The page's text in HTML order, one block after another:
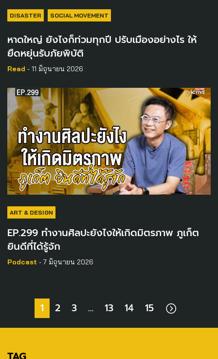
DISASTER SOCIAL MOVEMENT
หาดใหญ่ ยังไงก็ท่วมทุกปี ปรับเมืองอย่างไร ให้
ยืดหยุ่นรับภัยพิบัติ
Read - 11 มิถุนายน 2026
ART & DESIGN
EP.299 ทำงานศิลปะยังไงให้เกิดมิตรภาพ ภูเก็ต
ยินดีที่ได้รู้จัก
Podcast - 7 มิถุนายน 2026
1 2 3 … 13 14 15